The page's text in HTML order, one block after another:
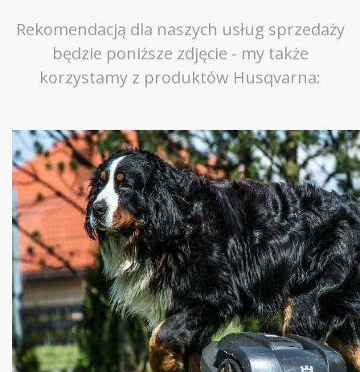
Rekomendacją dla naszych usług sprzedaży
będzie poniższe zdjęcie - my także
korzystamy z produktów Husqvarna: